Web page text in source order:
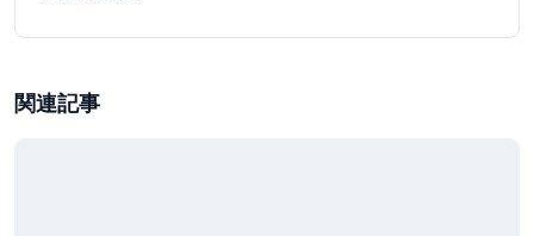
関連記事